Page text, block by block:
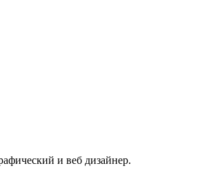
и веб дизайнер.